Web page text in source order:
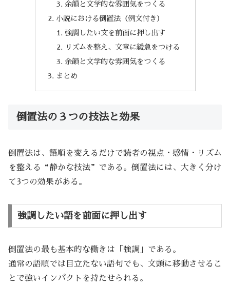
余韻と文学的な雰囲気をつくる
小説における倒置法（例文付き）
強調したい文を前面に押し出す
リズムを整え、文章に緩急をつける
余韻と文学的な雰囲気をつくる
まとめ
倒置法の３つの技法と効果
倒置法は、語順を変えるだけで読者の視点・感情・リズム
を整える“静かな技法”である。倒置法には、大きく分け
て3つの効果がある。
強調したい語を前面に押し出す
倒置法の最も基本的な働きは「強調」である。
通常の語順では目立たない語句でも、文頭に移動させるこ
とで強いインパクトを持たせられる。